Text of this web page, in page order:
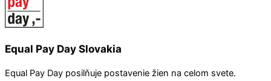
Equal Pay Day Slovakia
Equal Pay Day posilňuje postavenie žien na celom svete.